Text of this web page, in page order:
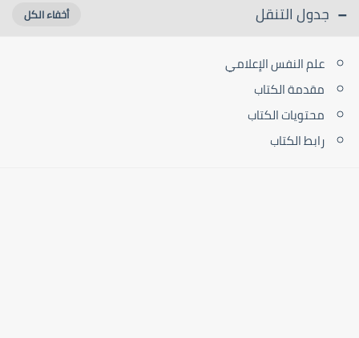
جدول التنقل
علم النفس الإعلامي
مقدمة الكتاب
محتويات الكتاب
رابط الكتاب